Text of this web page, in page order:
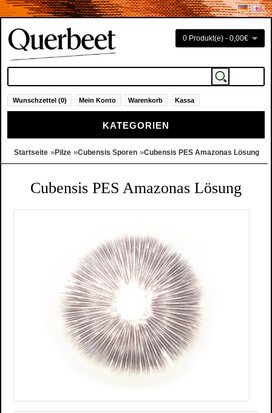
0 Produkt(e) - 0,00€
Wunschzettel (0) Mein Konto Warenkorb Kassa
KATEGORIEN
Startseite »Pilze »Cubensis Sporen »Cubensis PES Amazonas Lösung
Cubensis PES Amazonas Lösung